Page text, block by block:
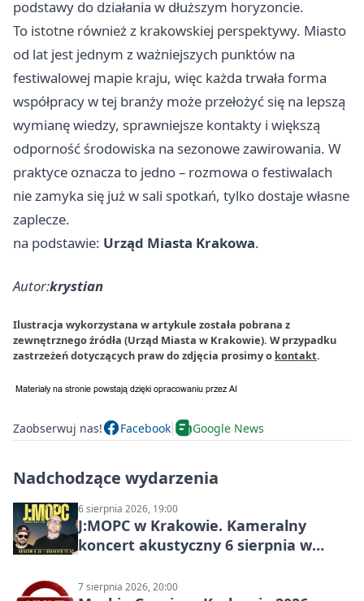
podstawy do działania w dłuższym horyzoncie.
To istotne również z krakowskiej perspektywy. Miasto
od lat jest jednym z ważniejszych punktów na
festiwalowej mapie kraju, więc każda trwała forma
współpracy w tej branży może przełożyć się na lepszą
wymianę wiedzy, sprawniejsze kontakty i większą
odporność środowiska na sezonowe zawirowania. W
praktyce oznacza to jedno – rozmowa o festiwalach
nie zamyka się już w sali spotkań, tylko dostaje własne
zaplecze.
na podstawie: Urząd Miasta Krakowa.
Autor:krystian
Ilustracja wykorzystana w artykule została pobrana z
zewnętrznego źródła (Urząd Miasta w Krakowie). W przypadku
zastrzeżeń dotyczących praw do zdjęcia prosimy o kontakt.
Zaobserwuj nas! Facebook Google News
Nadchodzące wydarzenia
6 sierpnia 2026, 19:00
J:МОРС w Krakowie. Kameralny
koncert akustyczny 6 sierpnia w
7 sierpnia 2026, 20:00